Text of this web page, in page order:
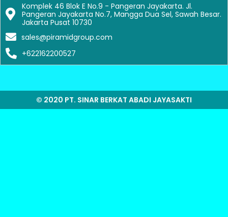
Komplek 46 Blok E No.9 - Pangeran Jayakarta. Jl.
Pangeran Jayakarta No.7, Mangga Dua Sel, Sawah Besar.
Jakarta Pusat 10730
sales@piramidgroup.com
+622162200527
© 2020 PT. SINAR BERKAT ABADI JAYASAKTI